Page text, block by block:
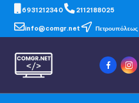
6931212340 2112188025
info@comgr.net Πετρουπόλεως